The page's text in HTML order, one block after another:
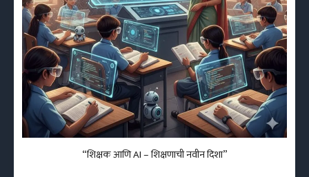
“शिक्षक आणि AI – शिक्षणाची नवीन दिशा”